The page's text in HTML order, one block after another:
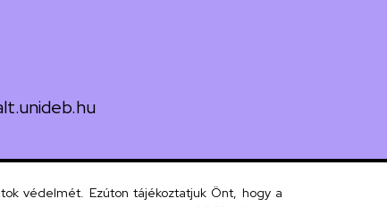
tér 1.
védelmét. Ezúton tájékoztatjuk Önt, hogy a